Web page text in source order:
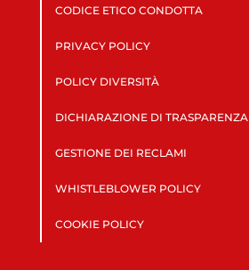
CODICE ETICO CONDOTTA
PRIVACY POLICY
POLICY DIVERSITÀ
DICHIARAZIONE DI TRASPARENZA
GESTIONE DEI RECLAMI
WHISTLEBLOWER POLICY
COOKIE POLICY